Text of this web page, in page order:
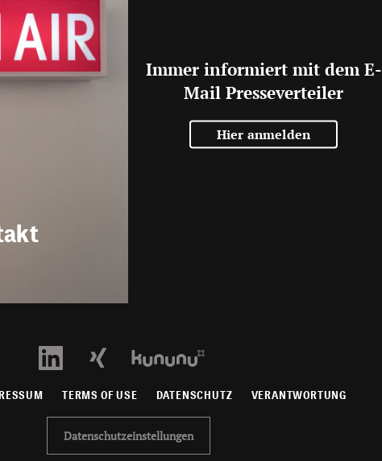
Immer informiert mit dem E-
Mail Presseverteiler
Hier anmelden
TERMS OF USE DATENSCHUTZ VERANTWORTUNG
Datenschutzeinstellungen